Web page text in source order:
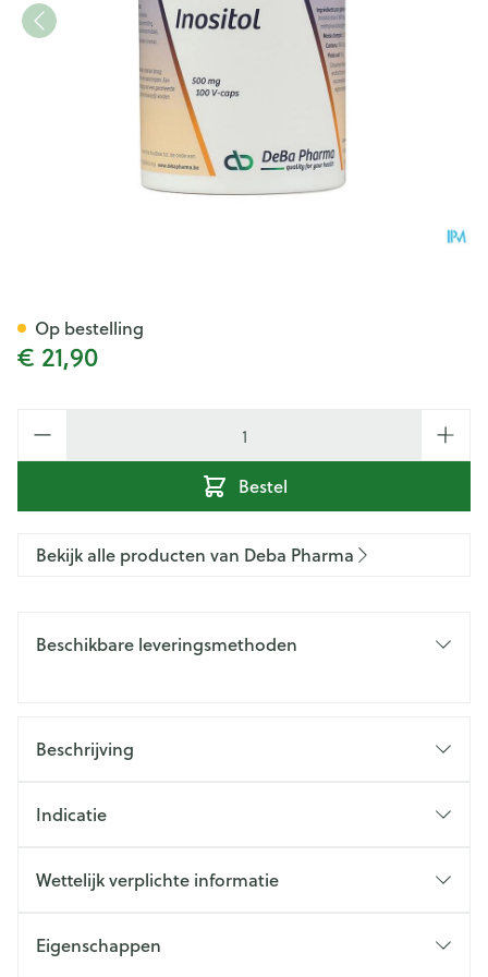
€ 21,90
Bestel
Op bestelling
Bekijk alle producten van Deba Pharma
Beschikbare leveringsmethoden
Beschrijving
Indicatie
Wettelijk verplichte informatie
Eigenschappen